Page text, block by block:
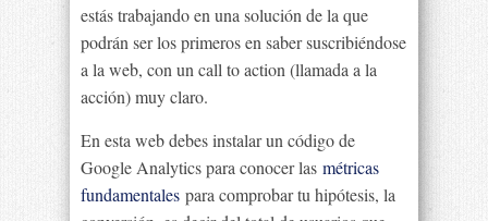
estás trabajando en una solución de la que
podrán ser los primeros en saber suscribiéndose
a la web, con un call to action (llamada a la
acción) muy claro.
En esta web debes instalar un código de
Google Analytics para conocer las métricas
fundamentales para comprobar tu hipótesis, la